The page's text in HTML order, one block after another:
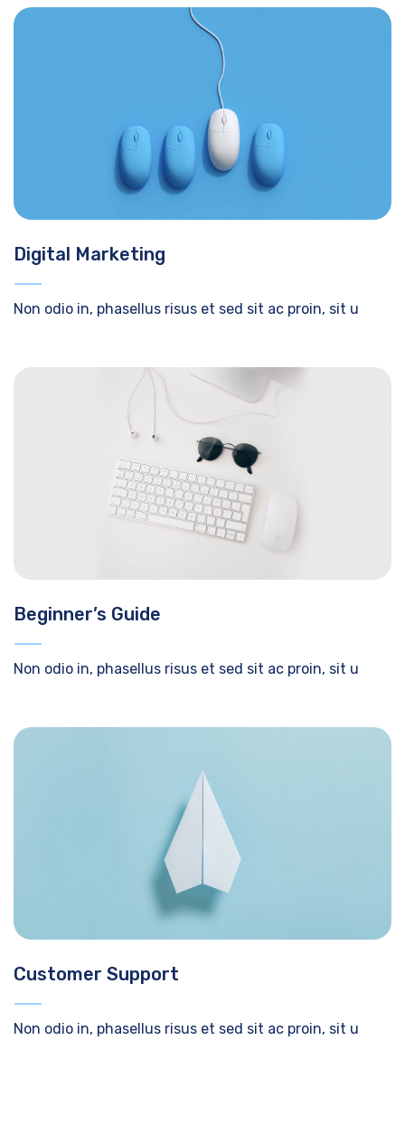
Digital Marketing
Non odio in, phasellus risus et sed sit ac proin, sit u
Beginner’s Guide
Non odio in, phasellus risus et sed sit ac proin, sit u
Customer Support
Non odio in, phasellus risus et sed sit ac proin, sit u